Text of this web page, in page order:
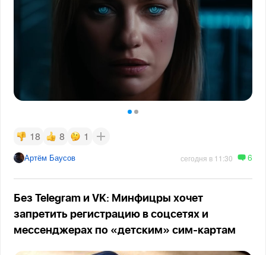
18 8 1
Артём Баусов сегодня в 11:30 6
Без Telegram и VK: Минфицры хочет
запретить регистрацию в соцсетях и
мессенджерах по «детским» сим-картам